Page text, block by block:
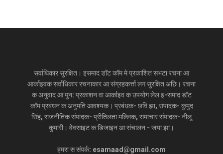
सर्वाधिकार सुरक्षित। इसमाद डॉट कॉम मे प्रकाशित सभटा रचना आ
आर्काइवक सर्वाधिकार रचनाकार आ संग्रहकर्त्ता लग सुरक्षित अछि। रचना
क अनुवाद आ पुन: प्रकाशन वा आर्काइव क उपयोग लेल इ-समाद डॉट
कॉम प्रबंधन क अनुमति आवश्यक। प्रबंधक- छवि झा, संपादक- कुमुद
सिंह, राजनीतिक संपादक- प्रीतिलता मल्लिक, समाचार संपादक- नीलू
कुमारी। वेवसाइट क डिजाइन आ संचालन - जया झा।
हमरा स संपर्क: esamaad@gmail.com